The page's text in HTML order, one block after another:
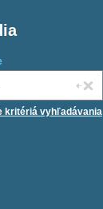
kritériá vyhľadávania